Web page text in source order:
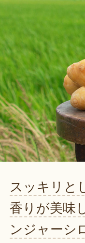
スッキリと
香りが美味
ンジャーシ